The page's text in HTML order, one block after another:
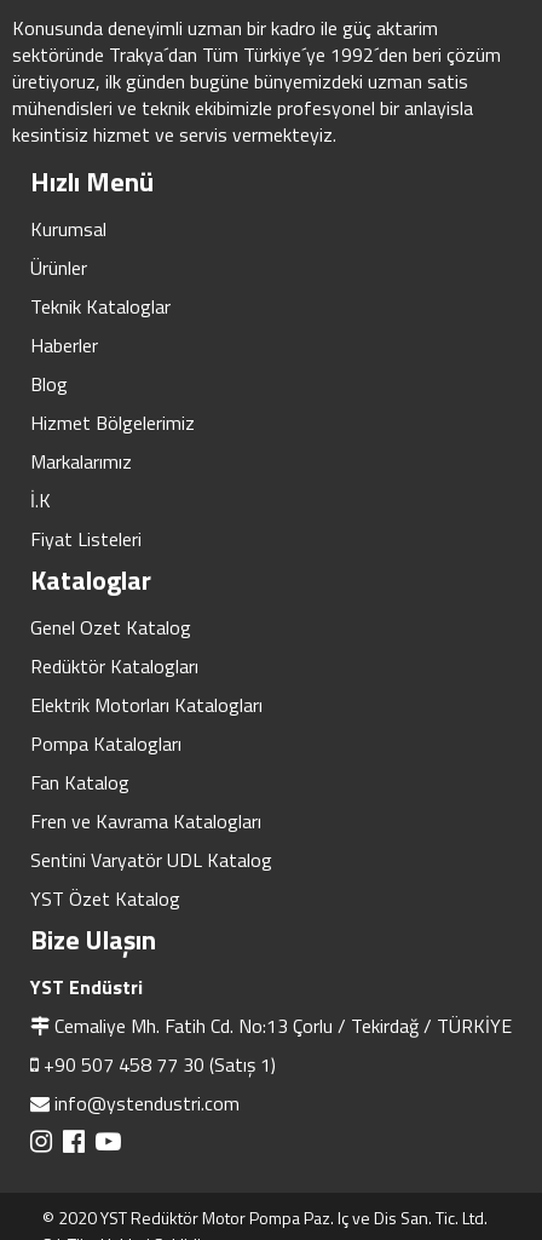
Konusunda deneyimli uzman bir kadro ile güç aktarim
sektöründe Trakya´dan Tüm Türkiye´ye 1992´den beri çözüm
üretiyoruz, ilk günden bugüne bünyemizdeki uzman satis
mühendisleri ve teknik ekibimizle profesyonel bir anlayisla
kesintisiz hizmet ve servis vermekteyiz.
Hızlı Menü
Kurumsal
Ürünler
Teknik Kataloglar
Haberler
Blog
Hizmet Bölgelerimiz
Markalarımız
İ.K
Fiyat Listeleri
Kataloglar
Genel Ozet Katalog
Redüktör Katalogları
Elektrik Motorları Katalogları
Pompa Katalogları
Fan Katalog
Fren ve Kavrama Katalogları
Sentini Varyatör UDL Katalog
YST Özet Katalog
Bize Ulaşın
YST Endüstri
Cemaliye Mh. Fatih Cd. No:13 Çorlu / Tekirdağ / TÜRKİYE
+90 507 458 77 30 (Satış 1)
info@ystendustri.com
© 2020 YST Redüktör Motor Pompa Paz. Iç ve Dis San. Tic. Ltd.